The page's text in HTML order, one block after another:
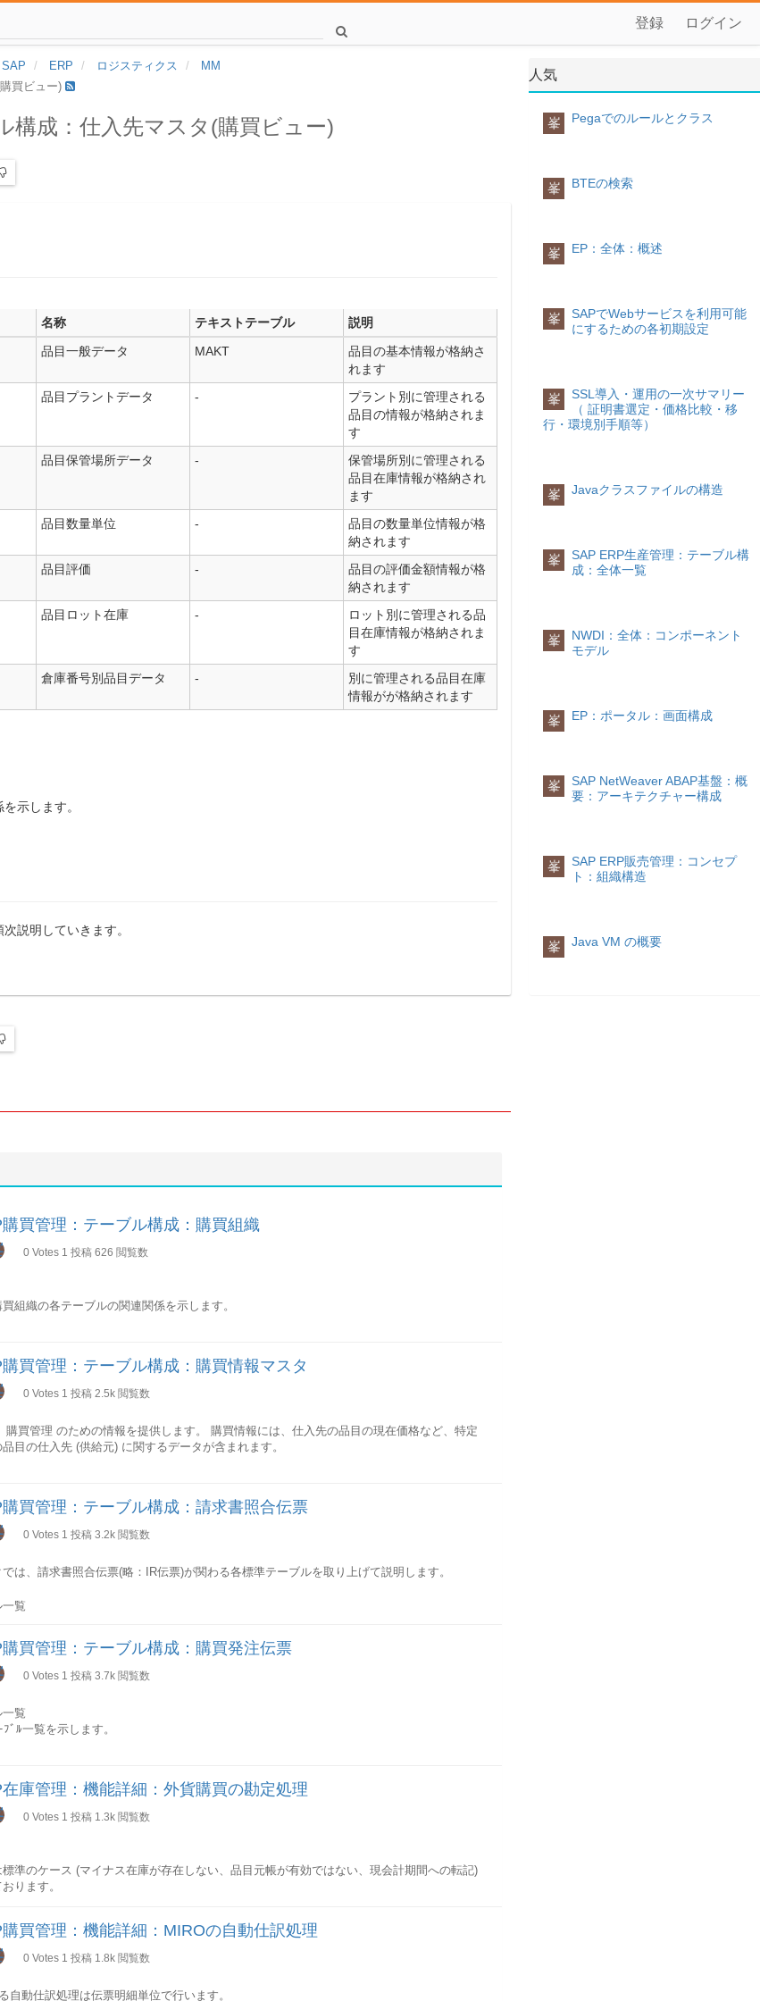
登録 ログイン
SAP ERP ロジスティクス
MM
買ビュー)
構成：仕入先マスタ(購買ビュー)
名称 テキストテーブル
説明
品目一般データ MAKT
品目の基本情報が格納さ
れます
品目プラントデータ -
プラント別に管理される
品目の情報が格納されま
す
品目保管場所データ -
保管場所別に管理される
品目在庫情報が格納され
ます
品目数量単位 -
品目の数量単位情報が格
納されます
品目評価 -
品目の評価金額情報が格
納されます
品目ロット在庫 -
ロット別に管理される品
目在庫情報が格納されま
す
倉庫番号別品目データ -
別に管理される品目在庫
情報がが格納されます
示します。
説明していきます。
買管理：テーブル構成：購買組織
0 Votes 1 投稿 626 閲覧数
組織の各テーブルの関連関係を示します。
では各テーブル項目を抜粋して順次説明していきます。
買管理：テーブル構成：購買情報マスタ
0 Votes 1 投稿 2.5k 閲覧数
購買管理 のための情報を提供します。 購買情報には、仕入先の品目の現在価格など、特定
目の仕入先 (供給元) に関するデータが含まれます。
買情報の各テーブルの関連関係を示します。
価格履歴: 購買情報
では各テーブル項目を抜粋して順次説明していきます。
買管理：テーブル構成：請求書照合伝票
0 Votes 1 投稿 3.2k 閲覧数
では、請求書照合伝票(略：IR伝票)が関わる各標準テーブルを取り上げて説明します。
覧
称説明1RBKP伝票ヘッダ:請求書受領-2RSEG伝票明細:請求書受領-3RBMA伝票明細:品目の
伝票明細、請求書受領、勘定設定-5RBTX税: 請求書受領-6RBWS源泉徴収税データ、請
ブル関連図
ダ情報はこのテーブルに格納されます。
求元-10 WAERS通貨コード-11 RMWWR請求書総額-12 BEZNK計画外配送費用-13
税-14 MWSKZ1税コード-15 ZTERM支払条件-16 XRECH区分: 請求書転記-17 BKTXT
支払方法-26 ZFBDT支払基準日-27 ・・・--キー項目
は、主に請求書伝票番号、会計年度があります。 伝票番号は会計年度別に自動採番されま
買管理：テーブル構成：購買発注伝票
0 Votes 1 投稿 3.7k 閲覧数
覧
ﾞﾙ一覧を示します。
-5EKBE購買伝票別の履歴-6EKBZ購買伝票別の履歴: 配送費用-テーブル関連図
発注伝票の各テーブルの関連関係を示します。
情報BUKRS会社コードWERKSプラントLGORT保管場所KO_PRCTR利益センタ請求関連情
書受領
書受領が入庫を基準にしているかどうかを示す区分です。EREKZ 請求書処理完了区分
終の請求書を仕入先から受領したので、これ以降の請求書がないことを示す区分です。
購買伝票登録変更(ME21N/ME22N)や請求書照合(MIRO)で設定可能であり、フラグが設定さ
行うことが可能です。購買伝票一覧(ME2N)で実際に未請求分が残っていてもレポートの未
庫管理：機能詳細：外貨購買の勘定処理
0 Votes 1 投稿 1.3k 閲覧数
準のケース (マイナス在庫が存在しない、品目元帳が有効ではない、現会計期間への転記)
ります。
記
在庫勘定への転記 (BSX)
で管理されている場合は、次の計算式に従って在庫転記 (BSX)が計算されます。
庫数量 * 標準原価 / 価格単位 (価格に比例)
買管理：機能詳細：MIROの自動仕訳処理
0 Votes 1 投稿 1.8k 閲覧数
自動仕訳処理は伝票明細単位で行います。
人気
峯 Pegaでのルールとクラス
峯 BTEの検索
峯 EP：全体：概述
峯
SAPでWebサービスを利用可能
にするための各初期設定
峯
SSL導入・運用の一次サマリー
（ 証明書選定・価格比較・移
行・環境別手順等）
峯 Javaクラスファイルの構造
峯
SAP ERP生産管理：テーブル構
成：全体一覧
峯
NWDI：全体：コンポーネント
モデル
峯 EP：ポータル：画面構成
峯
SAP NetWeaver ABAP基盤：概
要：アーキテクチャー構成
峯
SAP ERP販売管理：コンセプ
ト：組織構造
峯 Java VM の概要